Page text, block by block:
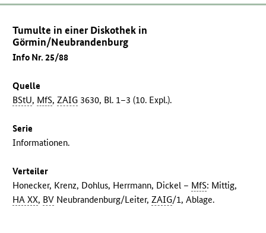
Tumulte in einer Diskothek in
Görmin/Neubrandenburg
Info Nr. 25/88
Quelle
BStU, MfS,ZAIG 3630, Bl. 1–3 (10. Expl.).
Serie
Informationen.
Verteiler
Honecker, Krenz, Dohlus, Herrmann, Dickel – MfS: Mittig,
HA XX, BV Neubrandenburg/Leiter,ZAIG/1, Ablage.